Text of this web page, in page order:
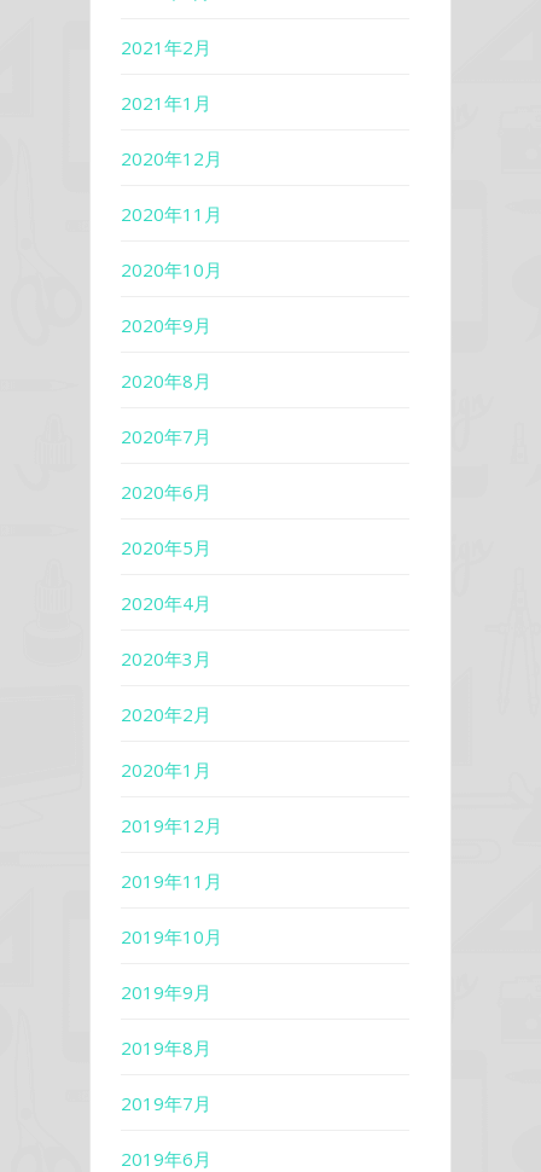
2021年2月
2021年1月
2020年12月
2020年11月
2020年10月
2020年9月
2020年8月
2020年7月
2020年6月
2020年5月
2020年4月
2020年3月
2020年2月
2020年1月
2019年12月
2019年11月
2019年10月
2019年9月
2019年8月
2019年7月
2019年6月